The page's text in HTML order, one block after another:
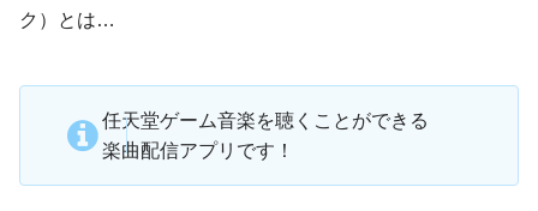
ク）とは…
任天堂ゲーム音楽を聴くことができる
楽曲配信アプリです！